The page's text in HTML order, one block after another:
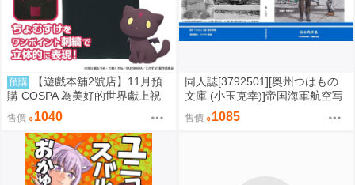
預購
【遊戲本舖2號店】11月預
購 COSPA 為美好的世界獻上祝
福！ 點仔 刺繡Polo衫 0822
售價 1040
同人誌[3792501][奥州つはもの
文庫 (小玉克幸)]帝国海軍航空写
真集 (ミリタリー)
售價 1085